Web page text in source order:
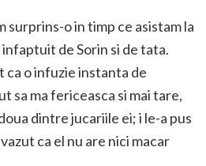
surprins-o in timp ce asistam la
de Sorin si de tata.
ca o infuzie instanta de
sa ma fericeasca si mai tare,
dintre jucariile ei; i le-a pus
ca el nu are nici macar